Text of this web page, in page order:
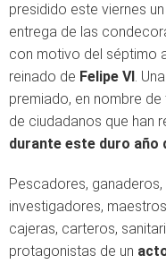
presidido este viernes
entrega de las
con motivo del séptimo
reinado de Felipe VI.
premiado, en nombre
de ciudadanos que han
durante este duro año
Pescadores,
investigadores,
cajeras, carteros,
protagonistas de un